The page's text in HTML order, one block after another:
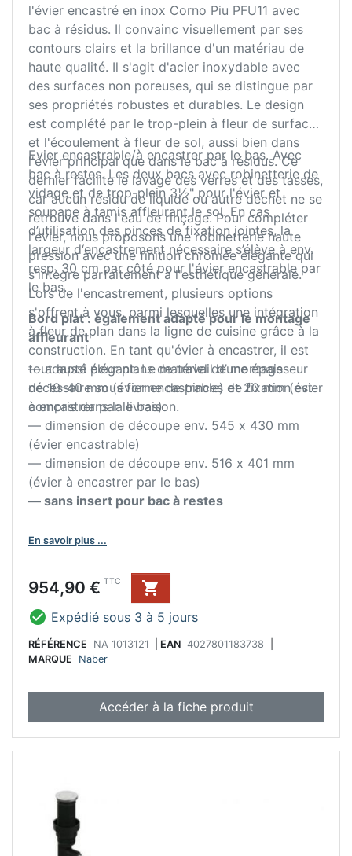
l'évier encastré en inox Corno Piu PFU11 avec
bac à résidus. Il convainc visuellement par ses
contours clairs et la brillance d'un matériau de
haute qualité. Il s'agit d'acier inoxydable avec
des surfaces non poreuses, qui se distingue par
ses propriétés robustes et durables. Le design
est complété par le trop-plein à fleur de surface
et l'écoulement à fleur de sol, aussi bien dans
l'évier principal que dans le bac à résidus. Ce
dernier facilite le lavage des verres et des tasses,
car aucun résidu de liquide ou autre déchet ne se
retrouve dans l'eau de rinçage. Pour compléter
l'évier, nous proposons une robinetterie haute
pression avec une finition chromée élégante qui
s'intègre parfaitement à l'esthétique générale.
Lors de l'encastrement, plusieurs options
s'offrent à vous, parmi lesquelles une intégration
à fleur de plan dans la ligne de cuisine grâce à la
construction. En tant qu'évier à encastrer, il est
tout aussi élégant. Le matériel de montage
nécessaire sous forme de pinces de fixation est
compris dans la livraison.
Evier encastrable/à encastrer par le bas. Avec
bac à restes. Les deux bacs avec robinetterie de
vidage et de trop-plein 3½" pour l'évier et
soupape à tamis affleurant le sol. En cas
d’utilisation des pinces de fixation jointes, la
largeur d‘encastrement nécessaire s’élève à env.
resp. 30 cm par côté pour l'évier encastrable par
le bas.
Bord plat : également adapté pour le montage
affleurant
— adapté pour plans de travail d’une épaisseur
de 10–40 mm (évier encastrable) et 20 mm (évier
à encastrer par le bas)
— dimension de découpe env. 545 x 430 mm
(évier encastrable)
— dimension de découpe env. 516 x 401 mm
(évier à encastrer par le bas)
— sans insert pour bac à restes
En savoir plus ...
Prix
954,90 € TTC

 Expédié sous 3 à 5 jours
RÉFÉRENCE NA 1013121 EAN 4027801183738
MARQUE
Naber
Accéder à la fiche produit